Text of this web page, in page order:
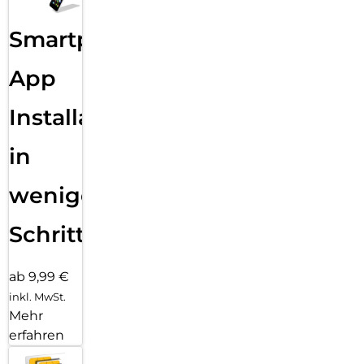
Smartphone
App
Installation
in
wenigen
Schritten
ab 9,99 €
inkl. MwSt.
Mehr
erfahren